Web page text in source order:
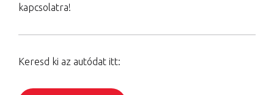
kapcsolatra!
Keresd ki az autódat itt: